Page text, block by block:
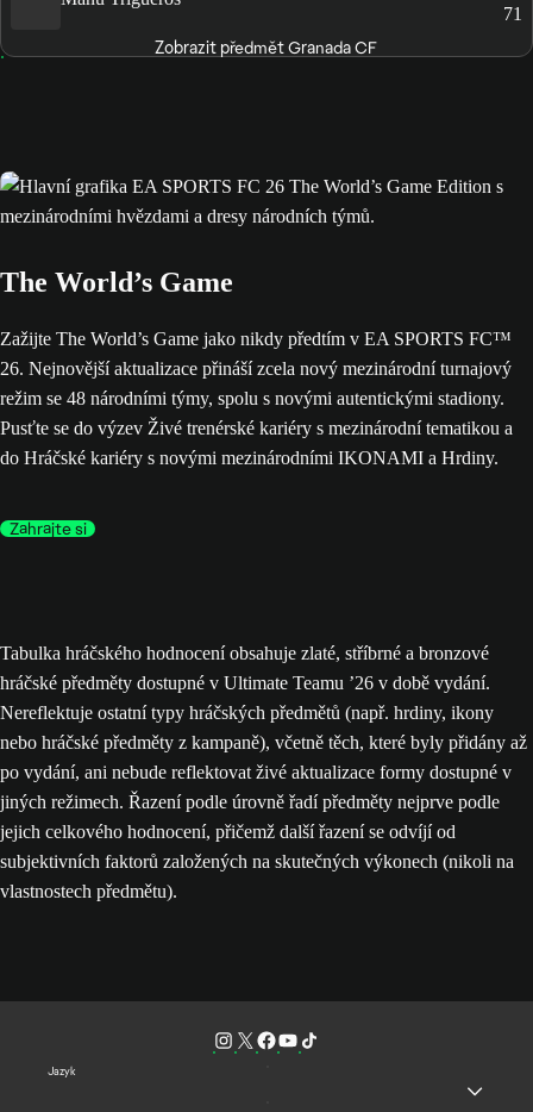
71
Zobrazit předmět Granada CF
The World’s Game
Zažijte The World’s Game jako nikdy předtím v EA SPORTS FC™
26. Nejnovější aktualizace přináší zcela nový mezinárodní turnajový
režim se 48 národními týmy, spolu s novými autentickými stadiony.
Pusťte se do výzev Živé trenérské kariéry s mezinárodní tematikou a
do Hráčské kariéry s novými mezinárodními IKONAMI a Hrdiny.
Zahrajte si
Tabulka hráčského hodnocení obsahuje zlaté, stříbrné a bronzové
hráčské předměty dostupné v Ultimate Teamu ’26 v době vydání.
Nereflektuje ostatní typy hráčských předmětů (např. hrdiny, ikony
nebo hráčské předměty z kampaně), včetně těch, které byly přidány až
po vydání, ani nebude reflektovat živé aktualizace formy dostupné v
jiných režimech. Řazení podle úrovně řadí předměty nejprve podle
jejich celkového hodnocení, přičemž další řazení se odvíjí od
subjektivních faktorů založených na skutečných výkonech (nikoli na
vlastnostech předmětu).
Jazyk